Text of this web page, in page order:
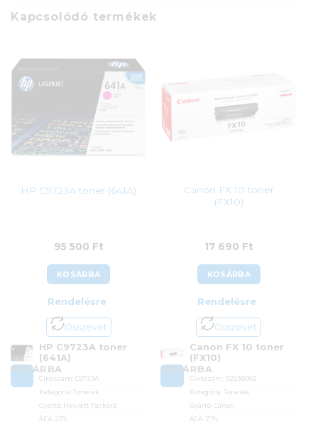
Kapcsolódó termékek
HP C9723A toner (641A)
95 500 Ft
KOSÁRBA
Rendelésre
Összevet
KOSÁRBA
HP C9723A toner
(641A)
Cikkszám:C9723A
Kategória:Tonerek
Gyártó: Hewlett Packard
ÁFA: 27%
Canon FX 10 toner
(FX10)
17 690 Ft
KOSÁRBA
Rendelésre
Összevet
KOSÁRBA
Canon FX 10 toner
(FX10)
Cikkszám: 0263B002
Kategória: Tonerek
Gyártó: Canon
ÁFA: 27%